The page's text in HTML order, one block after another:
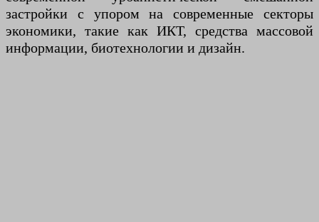
застройки с упором на современные секторы
экономики, такие как ИКТ, средства массовой
информации, биотехнологии и дизайн.